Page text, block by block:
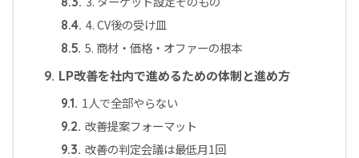
8.4. 4. CV後の受け皿
8.5. 5. 商材・価格・オファーの根本
9. LP改善を社内で進めるための体制と進め方
9.1. 1人で全部やらない
9.2. 改善提案フォーマット
9.3. 改善の判定会議は最低月1回